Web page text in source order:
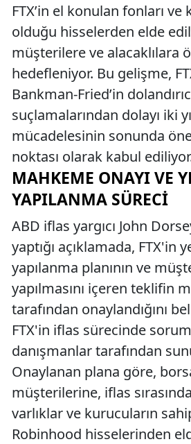
FTX’in el konulan fonları
olduğu hisselerden elde
müşterilere ve alacaklılara
hedefleniyor. Bu gelişme,
Bankman-Fried’in
suçlamalarından dolayı iki
mücadelesinin sonunda
noktası olarak kabul
MAHKEME ONAYI VE
YAPILANMA SÜRECI
ABD iflas yargıcı John
yaptığı açıklamada, FTX'in
yapılanma planının ve
yapılmasını içeren teklifin
tarafından onaylandığını
FTX'in iflas sürecinde
danışmanlar tarafından
Onaylanan plana göre,
müşterilerine, iflas
varlıklar ve kurucuların
Robinhood hisselerinden